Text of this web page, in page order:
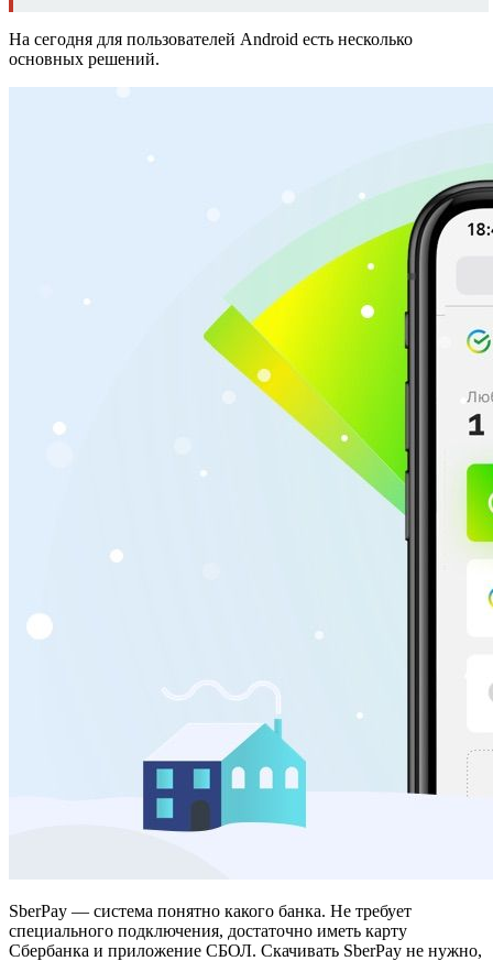
На сегодня для пользователей Android есть несколько
основных решений.
SberPay — система понятно какого банка. Не требует
специального подключения, достаточно иметь карту
Сбербанка и приложение СБОЛ. Скачивать SberPay не нужно,